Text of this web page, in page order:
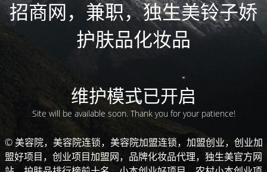
招商网，兼职，独生美铃子娇
护肤品化妆品
维护模式已开启
Site will be available soon. Thank you for your patience!
© 美容院，美容院连锁，美容院加盟连锁，加盟创业，创业加
盟好项目，创业项目加盟网，品牌化妆品代理，独生美官方网